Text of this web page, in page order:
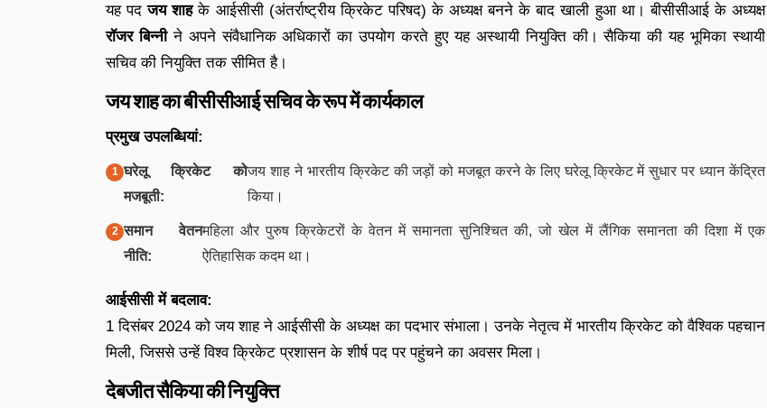
यह पदजय शाहके आईसीसी (अंतर्राष्ट्रीय क्रिकेट परिषद) के अध्यक्ष बनने के बाद खाली हुआ था। बीसीसीआई के अध्यक्ष
रॉजर बिन्नीने अपने संवैधानिक अधिकारों का उपयोग करते हुए यह अस्थायी नियुक्ति की। सैकिया की यह भूमिका स्थायी
सचिव की नियुक्ति तक सीमित है।
जय शाह का बीसीसीआई सचिव के रूप में कार्यकाल
प्रमुख उपलब्धियां:
घरेलू क्रिकेट को
मजबूती:
जय शाह ने भारतीय क्रिकेट की जड़ों को मजबूत करने के लिए घरेलू क्रिकेट में सुधार पर ध्यान केंद्रित
किया।
समान वेतन
नीति:
महिला और पुरुष क्रिकेटरों के वेतन में समानता सुनिश्चित की, जो खेल में लैंगिक समानता की दिशा में एक
ऐतिहासिक कदम था।
आईसीसी में बदलाव:
1 दिसंबर 2024 को जय शाह ने आईसीसी के अध्यक्ष का पदभार संभाला। उनके नेतृत्व में भारतीय क्रिकेट को वैश्विक पहचान
मिली, जिससे उन्हें विश्व क्रिकेट प्रशासन के शीर्ष पद पर पहुंचने का अवसर मिला।
देबजीत सैकिया की नियुक्ति